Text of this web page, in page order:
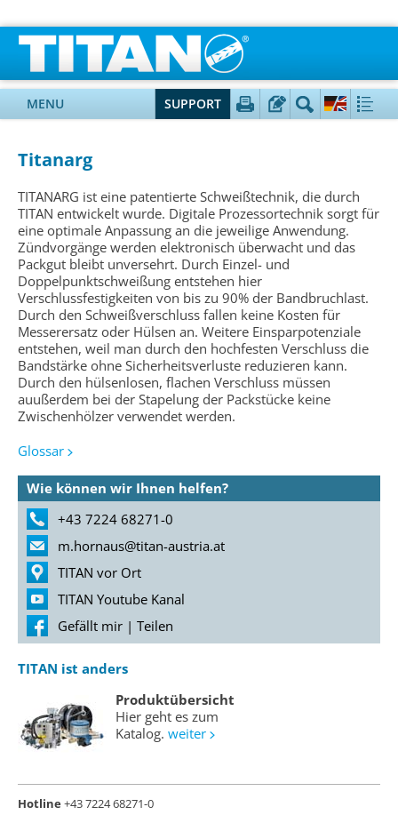
MENU SUPPORT
Titanarg
TITANARG ist eine patentierte Schweißtechnik, die durch
TITAN entwickelt wurde. Digitale Prozessortechnik sorgt für
eine optimale Anpassung an die jeweilige Anwendung.
Zündvorgänge werden elektronisch überwacht und das
Packgut bleibt unversehrt. Durch Einzel- und
Doppelpunktschweißung entstehen hier
Verschlussfestigkeiten von bis zu 90% der Bandbruchlast.
Durch den Schweißverschluss fallen keine Kosten für
Messerersatz oder Hülsen an. Weitere Einsparpotenziale
entstehen, weil man durch den hochfesten Verschluss die
Bandstärke ohne Sicherheitsverluste reduzieren kann.
Durch den hülsenlosen, flachen Verschluss müssen
auußerdem bei der Stapelung der Packstücke keine
Zwischenhölzer verwendet werden.
Glossar
Wie können wir Ihnen helfen?
+43 7224 68271-0
m.hornaus@titan-austria.at
TITAN vor Ort
TITAN Youtube Kanal
Gefällt mir | Teilen
TITAN ist anders
Produktübersicht
Hier geht es zum
Katalog. weiter
Hotline+43 7224 68271-0